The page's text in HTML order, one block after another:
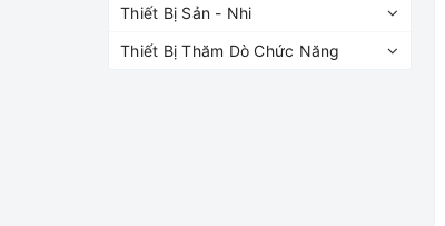
Thiết Bị Sản - Nhi
Thiết Bị Thăm Dò Chức Năng